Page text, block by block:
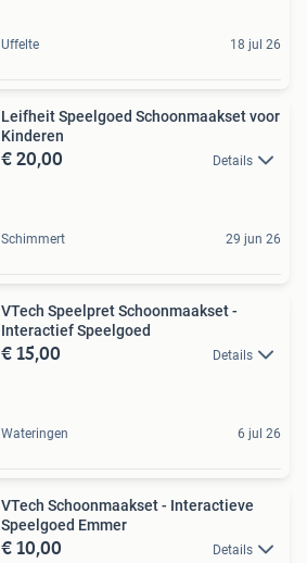
Uffelte 18 jul 26
Leifheit Speelgoed Schoonmaakset voor
Kinderen
€ 20,00 Details
Schimmert 29 jun 26
VTech Speelpret Schoonmaakset -
Interactief Speelgoed
€ 15,00 Details
Wateringen 6 jul 26
VTech Schoonmaakset - Interactieve
Speelgoed Emmer
€ 10,00 Details